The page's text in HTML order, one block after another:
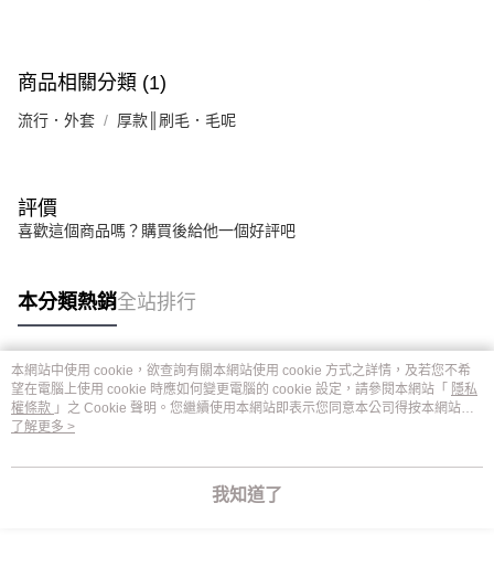
商品相關分類 (1)
流行．外套 厚款║刷毛．毛呢
評價
喜歡這個商品嗎？購買後給他一個好評吧
本分類熱銷全站排行
熱門標籤
本網站中使用 cookie，欲查詢有關本網站使用 cookie 方式之詳情，及若您不希
望在電腦上使用 cookie 時應如何變更電腦的 cookie 設定，請參閱本網站「 隱私
權條款 」之 Cookie 聲明。您繼續使用本網站即表示您同意本公司得按本網站使
用條款之 Cookie 聲明使用 cookie。
了解更多 >
我知道了